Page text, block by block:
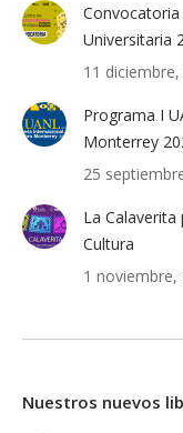
Universitaria
11
Programa I
Monterrey
25
La
Cultura
1 noviembre,
Nuestros nuevos